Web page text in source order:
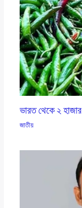
ভারত থেকে ২
জাতীয়